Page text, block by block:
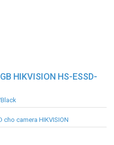
HIKVISION HS-ESSD-
cho camera HIKVISION